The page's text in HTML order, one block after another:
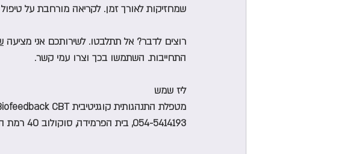
שמחזיקות לאורך זמן. לקריאה מורחבת על טיפול
רוצים לדבר? אל תתלבטו. לשירותכם אני מציעה
התחייבות. השתמשו בכך וצרו עמי קשר.
ליז שמש
מטפלת התנהגותית קוגניטיבית Biofeedback CBT
054-5414193, בית הפרמידה, סוקולוב 40 רמת השרון